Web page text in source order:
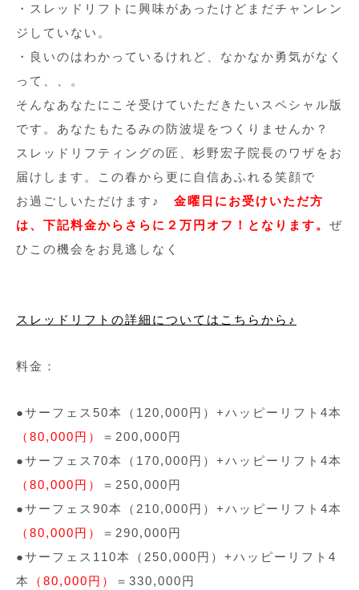
・スレッドリフトに興味があったけどまだチャンレン
ジしていない。
・良いのはわかっているけれど、なかなか勇気がなく
って、、。
そんなあなたにこそ受けていただきたいスペシャル版
です。あなたもたるみの防波堤をつくりませんか？
スレッドリフティングの匠、杉野宏子院長のワザをお
届けします。この春から更に自信あふれる笑顔で
お過ごしいただけます♪ 金曜日にお受けいただ方
は、下記料金からさらに２万円オフ！となります。 ぜ
ひこの機会をお見逃しなく
スレッドリフトの詳細についてはこちらから♪
料金：
●サーフェス50本（120,000円）+ハッピーリフト4本
（80,000円）
＝200,000円
●サーフェス70本（170,000円）+ハッピーリフト4本
（80,000円）
＝250,000円
●サーフェス90本（210,000円）+ハッピーリフト4本
（80,000円）
＝290,000円
●サーフェス110本（250,000円）+ハッピーリフト4
本
（80,000円）
＝330,000円